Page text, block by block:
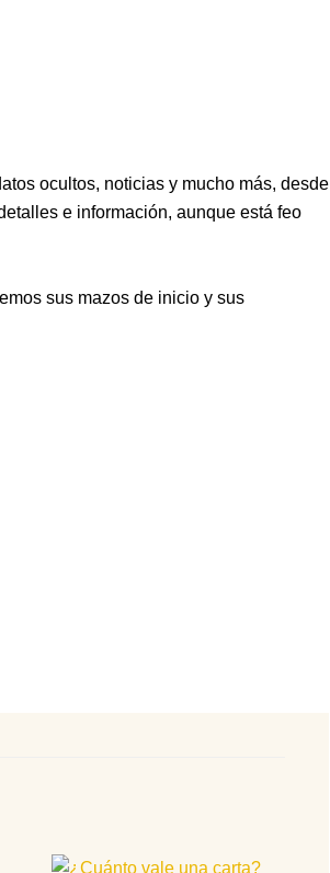
ocultos, noticias y mucho más, desde
e información, aunque está feo
sus mazos de inicio y sus